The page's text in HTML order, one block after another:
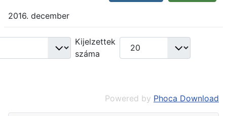
2016. december
Kijelzettek
száma
Powered by Phoca Download